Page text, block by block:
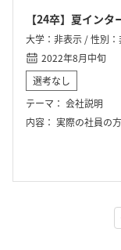
【24卒】夏インタ
大学：非表示 / 性別
2022年8月中旬
選考なし
テーマ： 会社説明
内容： 実際の社員の